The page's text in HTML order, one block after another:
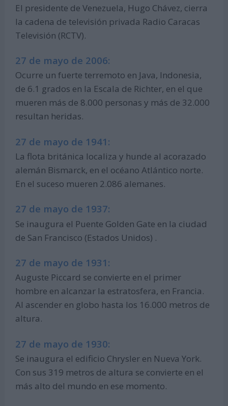
El presidente de Venezuela, Hugo Chávez, cierra
la cadena de televisión privada Radio Caracas
Televisión (RCTV).
27 de mayo de 2006:
Ocurre un fuerte terremoto en Java, Indonesia,
de 6.1 grados en la Escala de Richter, en el que
mueren más de 8.000 personas y más de 32.000
resultan heridas.
27 de mayo de 1941:
La flota británica localiza y hunde al acorazado
alemán Bismarck, en el océano Atlántico norte.
En el suceso mueren 2.086 alemanes.
27 de mayo de 1937:
Se inaugura el Puente Golden Gate en la ciudad
de San Francisco (Estados Unidos) .
27 de mayo de 1931:
Auguste Piccard se convierte en el primer
hombre en alcanzar la estratosfera, en Francia.
Al ascender en globo hasta los 16.000 metros de
altura.
27 de mayo de 1930:
Se inaugura el edificio Chrysler en Nueva York.
Con sus 319 metros de altura se convierte en el
más alto del mundo en ese momento.